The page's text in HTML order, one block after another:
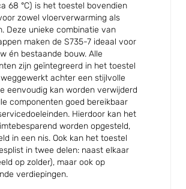
68 °C) is het toestel bovendien
zowel vloerverwarming als
Deze unieke combinatie van
maken de S735-7 ideaal voor
én bestaande bouw. Alle
zijn geïntegreerd in het toestel
achter een stijlvolle
eenvoudig kan worden verwijderd
componenten goed bereikbaar
Hierdoor kan het
worden opgesteld,
in een nis. Ook kan het toestel
in twee delen: naast elkaar
op zolder), maar ook op
verdiepingen.